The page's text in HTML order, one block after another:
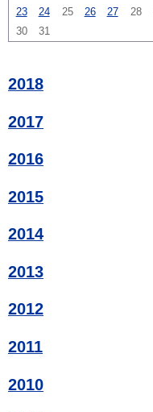
23
24 25 26 27 28
30
31
2018
2017
2016
2015
2014
2013
2012
2011
2010